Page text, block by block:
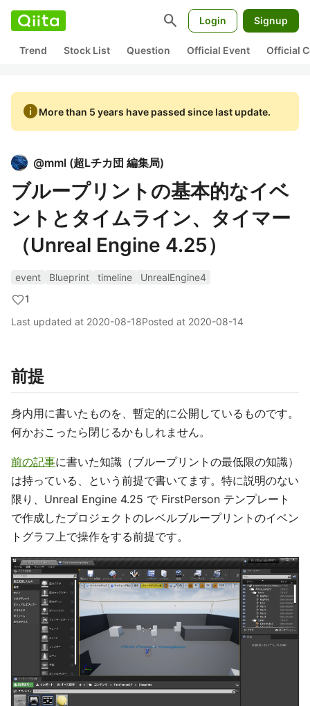
search Login Signup
Trend Stock List Question Official Event Official
infoMore than 5 years have passed since last update.
@mml (超Lチカ団 編集局)
ブループリントの基本的なイベ
ントとタイムライン、タイマー
（Unreal Engine 4.25）
event Blueprint timeline
UnrealEngine4
1
Last updated at 2020-08-18Posted at 2020-08-14
前提
身内用に書いたものを、暫定的に公開しているものです。
何かおこったら閉じるかもしれません。
前の記事に書いた知識（ブループリントの最低限の知識）
は持っている、という前提で書いてます。特に説明のない
限り、Unreal Engine 4.25 で FirstPerson テンプレート
で作成したプロジェクトのレベルブループリントのイベン
トグラフ上で操作をする前提です。